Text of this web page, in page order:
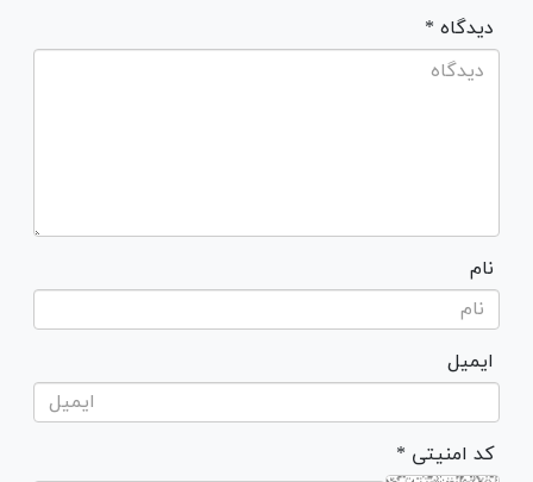
* دیدگاه
نام
ایمیل
* کد امنیتی